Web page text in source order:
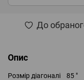
До
Опис
Розмір діагоналі 85 "